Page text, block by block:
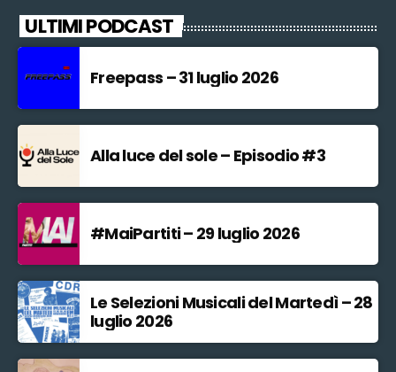
ULTIMI PODCAST
Freepass – 31 luglio 2026
Alla luce del sole – Episodio #3
#MaiPartiti – 29 luglio 2026
Le Selezioni Musicali del Martedì – 28
luglio 2026